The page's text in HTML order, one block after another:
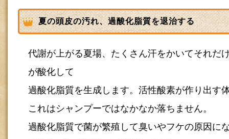
夏の頭皮の汚れ、過酸化脂質を退治する
代謝が上がる夏場、たくさん汗をかいてそれだ
が酸化して
過酸化脂質を生成します。活性酸素が作り出す
これはシャンプーではなかなか落ちません。
過酸化脂質で菌が繁殖して臭いやフケの原因に